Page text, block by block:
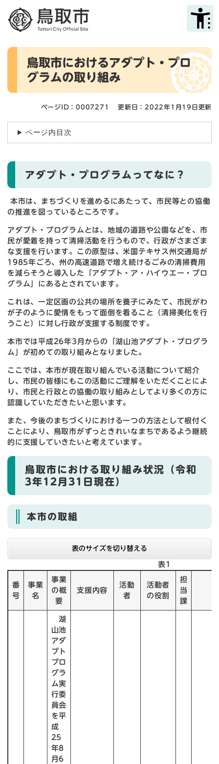
メニューを飛ばして本文へ
本
鳥取市におけるアダプト・プロ
グラムの取り組み
ページID：0007271 更新日：2022年1月19日更新
ページ内目次
アダプト・プログラムってなに？
本市は、まちづくりを進めるにあたって、市民等との協働
の推進を図っているところです。
アダプト・プログラムとは、地域の道路や公園などを、市
民が愛着を持って清掃活動を行うもので、行政がさまざま
な支援を行います。この原型は、米国テキサス州交通局が
1985年ごろ、州の高速道路で増え続けるごみの清掃費用
を減らそうと導入した「アダプト・ア・ハイウエー・プロ
グラム」にあるとされています。
これは、一定区画の公共の場所を養子にみたて、市民がわ
が子のように愛情をもって面倒を看ること（清掃美化を行
うこと）に対し行政が支援する制度です。
本市では平成26年3月からの「湖山池アダプト・プログラ
ム」が初めての取り組みとなりました。
ここでは、本市が現在取り組んでいる活動について紹介
し、市民の皆様にもこの活動にご理解をいただくことによ
り、市民と行政との協働の取り組みとしてより多くの方に
認識していただきたいと思います。
また、今後のまちづくりにおける一つの方法として根付く
ことにより、鳥取市がずっときれいなまちであるよう継続
的に支援していきたいと考えています。
鳥取市における取り組み状況（令和
3年12月31日現在）
本市の取組
表のサイズを切り替える
表1
番
号
事業
名
事業
の概
要
支援内容
活動
者
活動者
の役割
担
当
課
湖
山池
アダ
プト
プロ
グラ
ム実
行委
員会
を平
成
25
年8
月6